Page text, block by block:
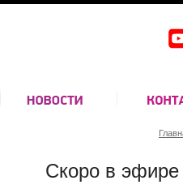
Скоро в эфире